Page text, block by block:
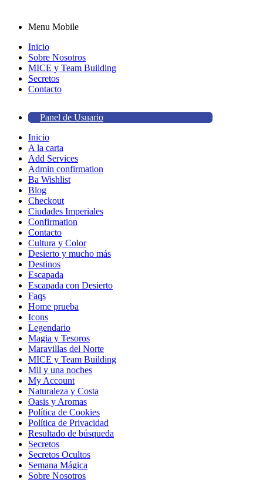
Menu Mobile
Inicio
Sobre Nosotros
MICE y Team Building
Secretos
Contacto
Panel de Usuario
Inicio
A la carta
Add Services
Admin confirmation
Ba Wishlist
Blog
Checkout
Ciudades Imperiales
Confirmation
Contacto
Cultura y Color
Desierto y mucho más
Destinos
Escapada
Escapada con Desierto
Faqs
Home prueba
Icons
Legendario
Magia y Tesoros
Maravillas del Norte
MICE y Team Building
Mil y una noches
My Account
Naturaleza y Costa
Oasis y Aromas
Política de Cookies
Política de Privacidad
Resultado de búsqueda
Secretos
Secretos Ocultos
Semana Mágica
Sobre Nosotros